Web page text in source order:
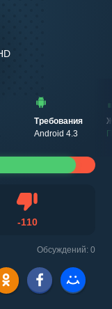
Требования
Android 4.3
-110Не нравится
Обсуждений: 0